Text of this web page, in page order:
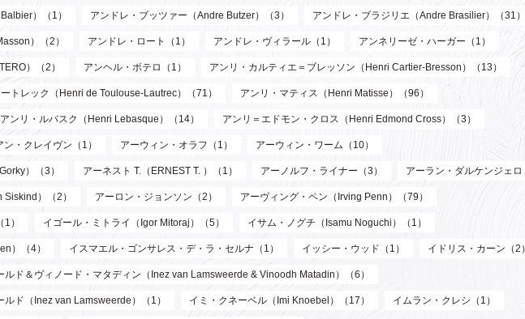
）（1） アンドレ・ブッツァー（Andre Butzer）（3） アンドレ・ブラジリエ（Andre Brasilier）（31）
）（2） アンドレ・ロート（1） アンドレ・ヴィラール（1） アンネリーゼ・ハーガー（1）
）（2） アンヘル・ボテロ（1） アンリ・カルティエ＝ブレッソン（Henri Cartier-Bresson）（13）
トレック（Henri de Toulouse-Lautrec）（71） アンリ・マティス（Henri Matisse）（96）
アンリ・ルバスク（Henri Lebasque）（14） アンリ＝エドモン・クロス（Henri Edmond Cross）（3）
ン・クレイヴン（1） アーウィン・オラフ（1） アーウィン・ワーム（10）
）（3） アーネスト T.（ERNEST T. ）（1） アーノルフ・ライナー（3） アーラン・ダルケンジェロ
）（2） アーロン・ジョンソン（2） アーヴィング・ペン（Irving Penn）（79）
） イゴール・ミトライ（Igor Mitoraj）（5） イサム・ノグチ（Isamu Noguchi）（1）
）（4） イスマエル・ゴンサレス・デ・ラ・セルナ（1） イッシー・ウッド（1） イドリス・カーン（2）
ルド＆ヴィノード・マタディン（Inez van Lamsweerde & Vinoodh Matadin）（6）
ド（Inez van Lamsweerde）（1） イミ・クネーベル（Imi Knoebel）（17） イムラン・クレシ（1）